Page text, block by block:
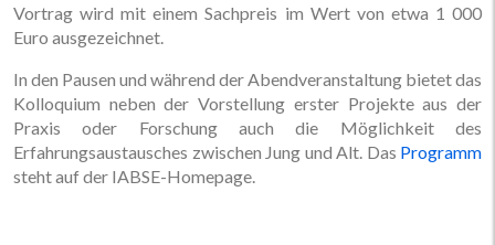
Vortrag wird mit einem Sachpreis im Wert von etwa 1 000
Euro ausgezeichnet.
In den Pausen und während der Abendveranstaltung bietet das
Kolloquium neben der Vorstellung erster Projekte aus der
Praxis oder Forschung auch die Möglichkeit des
Erfahrungsaustausches zwischen Jung und Alt. Das Programm
steht auf der IABSE-Homepage.